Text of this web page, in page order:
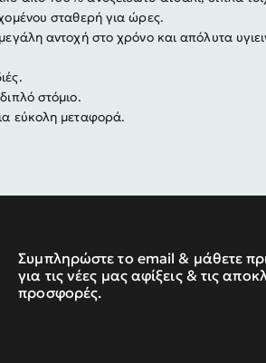
σταθερή για ώρες.
αντοχή στο χρόνο και απόλυτα
στόμιο.
εύκολη μεταφορά.
Συμπληρώστε το email & μάθετε
για τις νέες μας αφίξεις & τις
προσφορές.